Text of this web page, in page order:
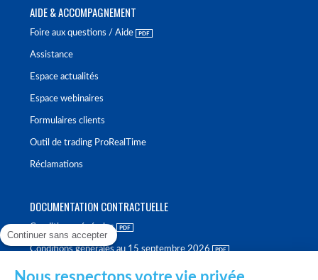
AIDE & ACCOMPAGNEMENT
Foire aux questions / Aide
Assistance
Espace actualités
Espace webinaires
Formulaires clients
Outil de trading ProRealTime
Réclamations
DOCUMENTATION CONTRACTUELLE
Conditions générales
Conditions générales au 15 septembre 2026
Continuer sans accepter